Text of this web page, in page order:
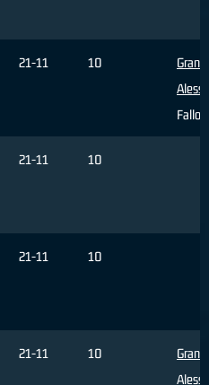
21-11 10
Fallo
21-11 10
21-11 10
21-11 10